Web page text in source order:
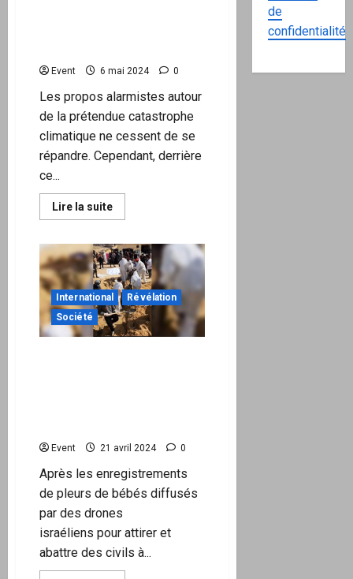
Event 6 mai 2024 0
Les propos alarmistes autour
de la prétendue catastrophe
climatique ne cessent de se
répandre. Cependant, derrière
ce...
Lire la suiteEn
savoir
C’est
ainsi
que
trois
milliardaires
américains
ont
«
financé
International
Révélation
Société
Event 21 avril 2024 0
Après les enregistrements
de pleurs de bébés diffusés
par des drones
israéliens pour attirer et
abattre des civils à...
de
confidentialité